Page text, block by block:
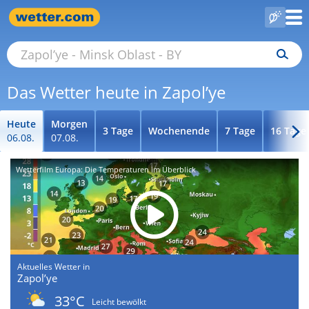
Das Wetter heute in Zapol’ye
Heute
06.08.
Morgen
07.08.
3 Tage Wochenende 7 Tage 16 Tage
Wetterfilm Europa: Die Temperaturen im Überblick
Aktuelles Wetter in
Zapol’ye
33°C
Leicht bewölkt